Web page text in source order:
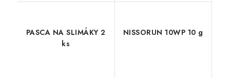
PASCA NA SLIMÁKY 2
ks
NISSORUN 10WP 10 g